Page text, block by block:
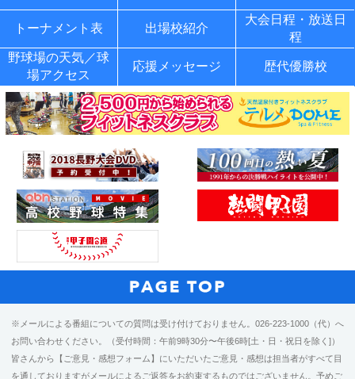
トーナメント表 出場校紹介
大会日程・放送日
程
野球場の天気／球
場アクセス
応援メッセージ 歴代優勝校
※メールによる番組についての質問は受け付けておりません。026-223-1000（代）へ
お問い合わせください。（受付時間：午前9時30分〜午後6時[土・日・祝日を除く]）
皆さんから【ご意見・感想フォーム】にいただいたご意見・感想は担当者がすべて目
を通しておりますがメールによるご返答をお約束するものではございません。予めご